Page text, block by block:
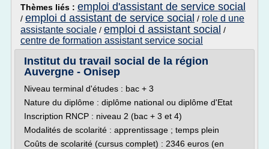
Thèmes liés : emploi d'assistant de service social
/ emploi d assistant de service social / role d une
assistante sociale / emploi d assistant social /
centre de formation assistant service social
Institut du travail social de la région
Auvergne - Onisep
Niveau terminal d'études : bac + 3
Nature du diplôme : diplôme national ou diplôme d'Etat
Inscription RNCP : niveau 2 (bac + 3 et 4)
Modalités de scolarité : apprentissage ; temps plein
Coûts de scolarité (cursus complet) : 2346 euros (en